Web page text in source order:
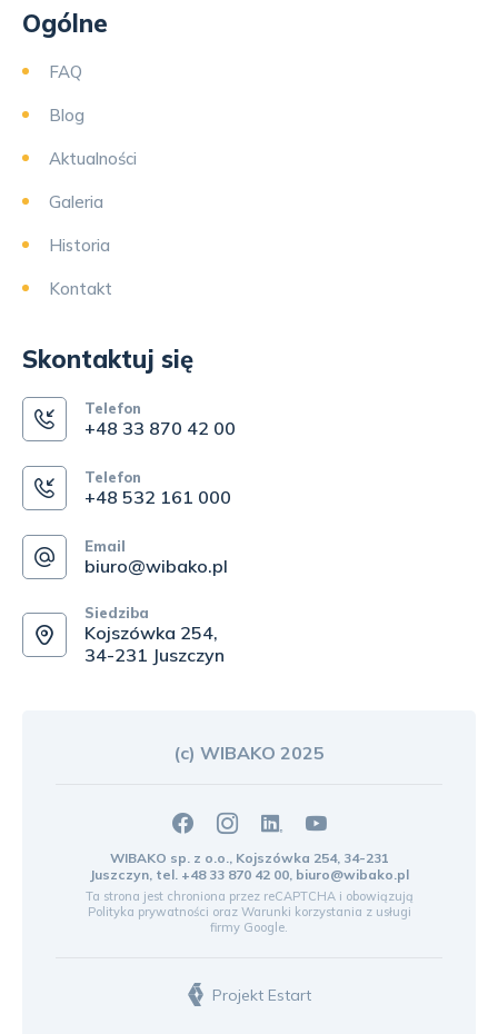
Ogólne
FAQ
Blog
Aktualności
Galeria
Historia
Kontakt
Skontaktuj się
Telefon
+48 33 870 42 00
Telefon
+48 532 161 000
Email
biuro@wibako.pl
Siedziba
Kojszówka 254,
34-231 Juszczyn
(c) WIBAKO 2025
WIBAKO sp. z o.o., Kojszówka 254, 34-231
Juszczyn, tel. +48 33 870 42 00 biuro@wibako.pl
Ta strona jest chroniona przez reCAPTCHA i obowiązują
Polityka prywatności oraz Warunki korzystania z usługi
firmy Google.
Projekt Estart